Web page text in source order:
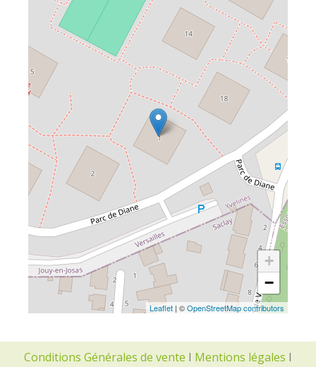
+
−
Leaflet | ©OpenStreetMap contributors
Conditions Générales de vente I Mentions légales I